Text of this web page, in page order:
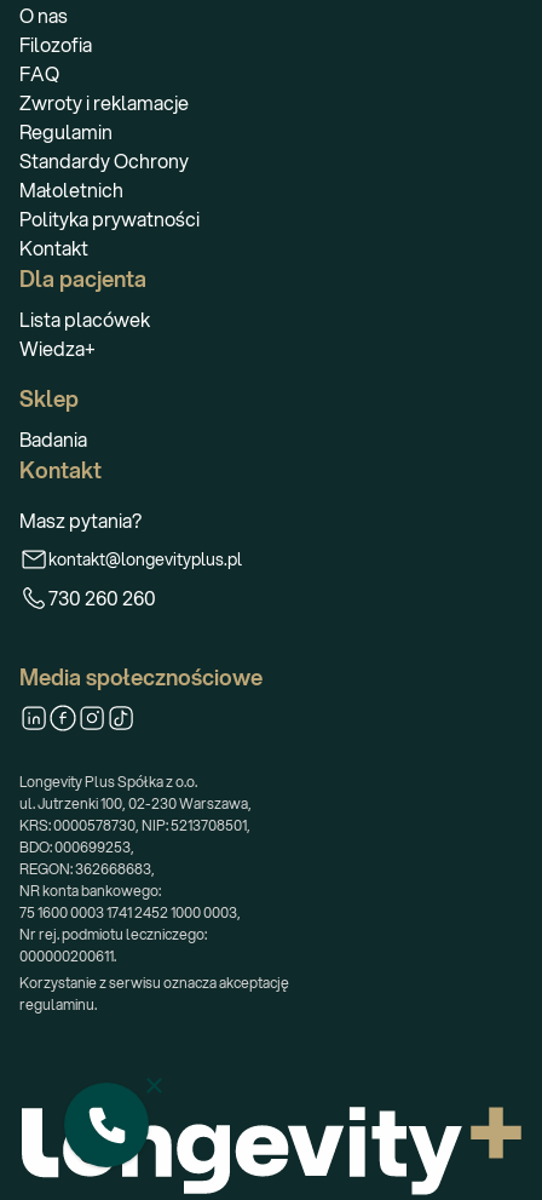
O nas
Filozofia
FAQ
Zwroty i reklamacje
Regulamin
Standardy Ochrony
Małoletnich
Polityka prywatności
Kontakt
Dla pacjenta
Lista placówek
Wiedza+
Sklep
Badania
Kontakt
Masz pytania?
kontakt@longevityplus.pl
730 260 260
Media społecznościowe
Longevity Plus Spółka z o.o.
ul. Jutrzenki 100, 02-230 Warszawa,
KRS: 0000578730, NIP: 5213708501,
BDO: 000699253,
REGON: 362668683,
NR konta bankowego:
75 1600 0003 1741 2452 1000 0003,
Nr rej. podmiotu leczniczego:
000000200611.
Korzystanie z serwisu oznacza akceptację
regulaminu.